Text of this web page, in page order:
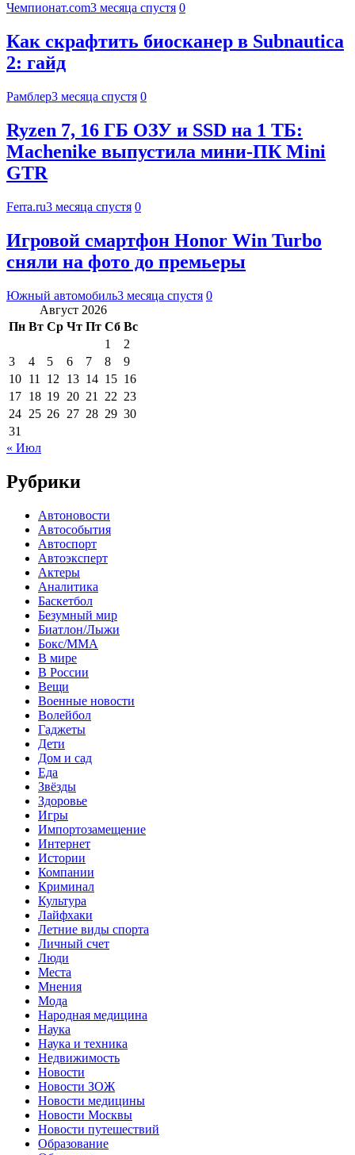
Чемпионат.com3 месяца спустя 0
Как скрафтить биосканер в Subnautica
2: гайд
Рамблер3 месяца спустя 0
Ryzen 7, 16 ГБ ОЗУ и SSD на 1 ТБ:
Machenike выпустила мини-ПК Mini
GTR
Ferra.ru3 месяца спустя 0
Игровой смартфон Honor Win Turbo
сняли на фото до премьеры
Южный автомобиль3 месяца спустя 0
Август 2026
Пн Вт Ср Чт Пт Сб Вс
1
2
3
4 5 6 7 8
9
10 11 12 13 14 15 16
17 18 19 20 21 22 23
24 25 26 27 28 29 30
31
« Июл
Рубрики
Автоновости
Автособытия
Автоспорт
Автоэксперт
Актеры
Аналитика
Баскетбол
Безумный мир
Биатлон/Лыжи
Бокс/MMA
В мире
В России
Вещи
Военные новости
Волейбол
Гаджеты
Дети
Дом и сад
Еда
Звёзды
Здоровье
Игры
Импортозамещение
Интернет
Истории
Компании
Криминал
Культура
Лайфхаки
Летние виды спорта
Личный счет
Люди
Места
Мнения
Мода
Народная медицина
Наука
Наука и техника
Недвижимость
Новости
Новости ЗОЖ
Новости медицины
Новости Москвы
Новости путешествий
Образование